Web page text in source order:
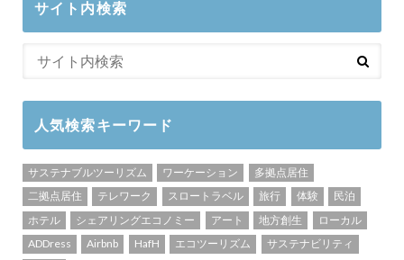
サイト内検索
人気検索キーワード
サステナブルツーリズム ワーケーション
多拠点居住
二拠点居住
テレワーク スロートラベル 旅行 体験
民泊
ホテル
シェアリングエコノミー アート 地方創生
ローカル
ADDress
Airbnb HafH エコツーリズム
サステナビリティ